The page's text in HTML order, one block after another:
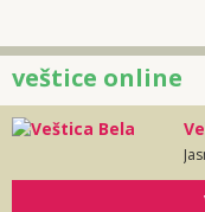
veštice online